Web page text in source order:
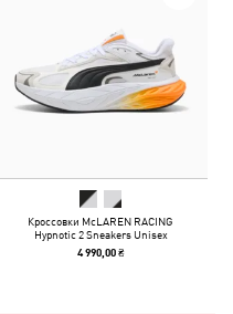
Кроссовки McLAREN RACING
Hypnotic 2 Sneakers Unisex
4 990,00 ₴